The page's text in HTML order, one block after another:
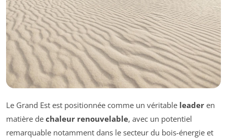
Le Grand Est est positionnée comme un véritable leader en
matière de chaleur renouvelable, avec un potentiel
remarquable notamment dans le secteur du bois-énergie et